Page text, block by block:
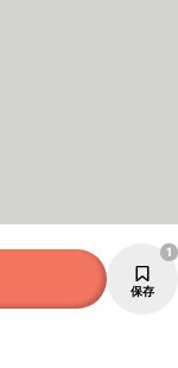
保存
1